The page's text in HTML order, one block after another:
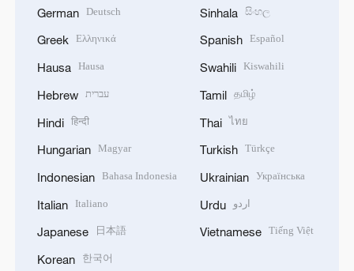
German Deutsch
Greek Ελληνικά
Hausa Hausa
Hebrew עברית
Hindi हिन्दी
Hungarian Magyar
Indonesian Bahasa Indonesia
Italian Italiano
Japanese 日本語
Korean 한국어
Sinhala සිංහල
Spanish Español
Swahili Kiswahili
Tamil தமிழ்
Thai ไทย
Turkish Türkçe
Ukrainian Українська
Urdu اردو
Vietnamese Tiếng Việt